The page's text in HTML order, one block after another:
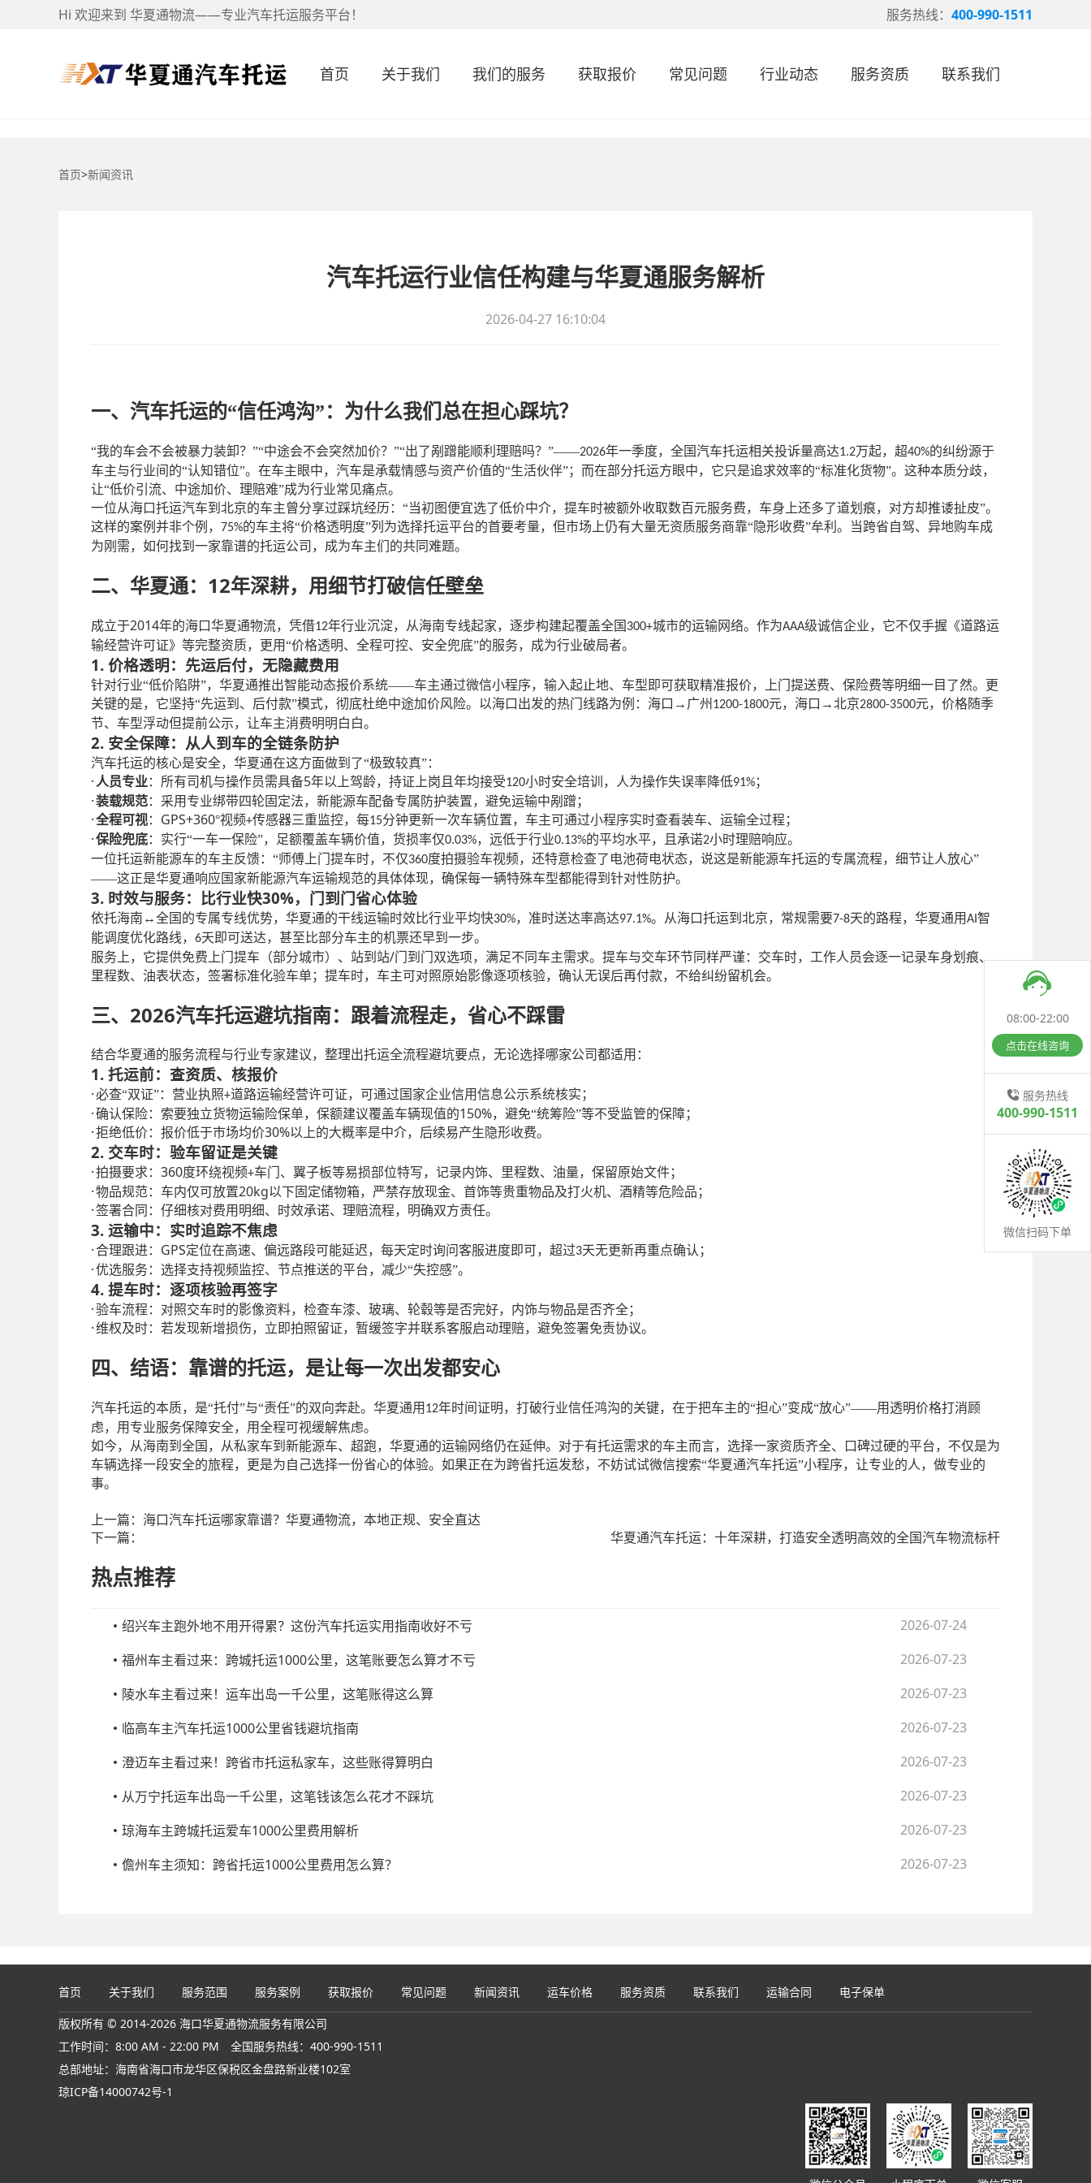
Hi 欢迎来到 华夏通物流——专业汽车托运服务平台！ 服务热线： 400-990-1511
首页 关于我们 我们的服务 获取报价 常见问题 行业动态 服务资质 联系我们
首页>新闻资讯
汽车托运行业信任构建与华夏通服务解析
2026-04-27 16:10:04
一、汽车托运的“信任鸿沟”：为什么我们总在担心踩坑？
“我的车会不会被暴力装卸？”“中途会不会突然加价？”“出了剐蹭能顺利理赔吗？”——2026年一季度，全国汽车托运相关投诉量高达1.2万起，超40%的纠纷源于
车主与行业间的“认知错位”。在车主眼中，汽车是承载情感与资产价值的“生活伙伴”；而在部分托运方眼中，它只是追求效率的“标准化货物”。这种本质分歧，
让“低价引流、中途加价、理赔难”成为行业常见痛点。
一位从海口托运汽车到北京的车主曾分享过踩坑经历： “当初图便宜选了低价中介，提车时被额外收取数百元服务费，车身上还多了道划痕，对方却推诿扯皮”。
这样的案例并非个例， 75%的车主将“价格透明度”列为选择托运平台的首要考量，但市场上仍有大量无资质服务商靠“隐形收费”牟利。当跨省自驾、异地购车成
为刚需，如何找到一家靠谱的托运公司，成为车主们的共同难题。
二、华夏通： 12年深耕，用细节打破信任壁垒
成立于2014年的海口华夏通物流，凭借12年行业沉淀，从海南专线起家，逐步构建起覆盖全国 300+城市的运输网络。作为AAA级诚信企业，它不仅手握《道路运
输经营许可证》等完整资质，更用“价格透明、全程可控、安全兜底”的服务，成为行业破局者。
1. 价格透明：先运后付，无隐藏费用
针对行业“低价陷阱”，华夏通推出智能动态报价系统——车主通过微信小程序，输入起止地、车型即可获取精准报价，上门提送费、保险费等明细一目了然。更
关键的是，它坚持“先运到、后付款”模式，彻底杜绝中途加价风险。以海口出发的热门线路为例：海口→广州 1200-1800元，海口→北京2800-3500元，价格随季
节、车型浮动但提前公示，让车主消费明明白白。
2. 安全保障：从人到车的全链条防护
汽车托运的核心是安全，华夏通在这方面做到了“极致较真”：
· 人员专业：所有司机与操作员需具备5年以上驾龄，持证上岗且年均接受120小时安全培训，人为操作失误率降低91%；
·装载规范：采用专业绑带四轮固定法，新能源车配备专属防护装置，避免运输中剐蹭；
·全程可视： GPS+360°视频+传感器三重监控，每15分钟更新一次车辆位置，车主可通过小程序实时查看装车、运输全过程；
·保险兜底：实行“一车一保险”，足额覆盖车辆价值，货损率仅0.03%，远低于行业0.13%的平均水平，且承诺2小时理赔响应。
一位托运新能源车的车主反馈： “师傅上门提车时，不仅360度拍摄验车视频，还特意检查了电池荷电状态，说这是新能源车托运的专属流程，细节让人放心”
——这正是华夏通响应国家新能源汽车运输规范的具体体现，确保每一辆特殊车型都能得到针对性防护。
3. 时效与服务：比行业快30%，门到门省心体验
依托海南 ↔全国的专属专线优势，华夏通的干线运输时效比行业平均快30%，准时送达率高达97.1%。从海口托运到北京，常规需要7-8天的路程，华夏通用AI 智
能调度优化路线， 6天即可送达，甚至比部分车主的机票还早到一步。
服务上，它提供免费上门提车（部分城市）、站到站/门到门双选项，满足不同车主需求。提车与交车环节同样严谨：交车时，工作人员会逐一记录车身划痕、
里程数、油表状态，签署标准化验车单；提车时，车主可对照原始影像逐项核验，确认无误后再付款，不给纠纷留机会。
三、 2026汽车托运避坑指南：跟着流程走，省心不踩雷
结合华夏通的服务流程与行业专家建议，整理出托运全流程避坑要点，无论选择哪家公司都适用：
1. 托运前：查资质、核报价
·必查“双证”：营业执照+道路运输经营许可证，可通过国家企业信用信息公示系统核实；
·确认保险：索要独立货物运输险保单，保额建议覆盖车辆现值的150%，避免“统筹险”等不受监管的保障；
·拒绝低价：报价低于市场均价30%以上的大概率是中介，后续易产生隐形收费。
2. 交车时：验车留证是关键
·拍摄要求： 360度环绕视频+车门、翼子板等易损部位特写，记录内饰、里程数、油量，保留原始文件；
·物品规范：车内仅可放置20kg以下固定储物箱，严禁存放现金、首饰等贵重物品及打火机、酒精等危险品；
·签署合同：仔细核对费用明细、时效承诺、理赔流程，明确双方责任。
3. 运输中：实时追踪不焦虑
·合理跟进： GPS定位在高速、偏远路段可能延迟，每天定时询问客服进度即可，超过3天无更新再重点确认；
·优选服务：选择支持视频监控、节点推送的平台，减少“失控感”。
4. 提车时：逐项核验再签字
·验车流程：对照交车时的影像资料，检查车漆、玻璃、轮毂等是否完好，内饰与物品是否齐全；
·维权及时：若发现新增损伤，立即拍照留证，暂缓签字并联系客服启动理赔，避免签署免责协议。
四、结语：靠谱的托运，是让每一次出发都安心
汽车托运的本质，是“托付”与“责任”的双向奔赴。华夏通用 12年时间证明，打破行业信任鸿沟的关键，在于把车主的“担心”变成“放心”——用透明价格打消顾
虑，用专业服务保障安全，用全程可视缓解焦虑。
如今，从海南到全国，从私家车到新能源车、超跑，华夏通的运输网络仍在延伸。对于有托运需求的车主而言，选择一家资质齐全、口碑过硬的平台，不仅是为
车辆选择一段安全的旅程，更是为自己选择一份省心的体验。如果正在为跨省托运发愁，不妨试试微信搜索“华夏通汽车托运”小程序，让专业的人，做专业的
事。
上一篇： 海口汽车托运哪家靠谱？华夏通物流，本地正规、安全直达
下一篇：
华夏通汽车托运：十年深耕，打造安全透明高效的全国汽车物流标杆
热点推荐
绍兴车主跑外地不用开得累？这份汽车托运实用指南收好不亏
2026-07-24
福州车主看过来：跨城托运1000公里，这笔账要怎么算才不亏
2026-07-23
陵水车主看过来！运车出岛一千公里，这笔账得这么算
2026-07-23
临高车主汽车托运1000公里省钱避坑指南
2026-07-23
澄迈车主看过来！跨省市托运私家车，这些账得算明白
2026-07-23
从万宁托运车出岛一千公里，这笔钱该怎么花才不踩坑
2026-07-23
琼海车主跨城托运爱车1000公里费用解析
2026-07-23
儋州车主须知：跨省托运1000公里费用怎么算？
2026-07-23
首页 关于我们 服务范围 服务案例 获取报价 常见问题 新闻资讯 运车价格 服务资质 联系我们 运输合同 电子保单
版权所有 © 2014-2026 海口华夏通物流服务有限公司
工作时间：8:00 AM - 22:00 PM
全国服务热线：400-990-1511
总部地址：海南省海口市龙华区保税区金盘路新业楼102室
琼ICP备14000742号-1
08:00-22:00
点击在线咨询
服务热线
400-990-1511
微信扫码下单